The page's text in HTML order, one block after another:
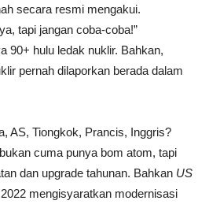
secara resmi mengakui.
tapi jangan coba-coba!”
90+ hulu ledak nuklir. Bahkan,
pernah dilaporkan berada dalam
AS, Tiongkok, Prancis, Inggris?
cuma punya bom atom, tapi
dan upgrade tahunan. Bahkan US
mengisyaratkan modernisasi